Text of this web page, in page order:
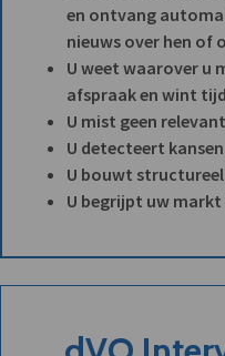
en ontvang
nieuws over hen of
U weet waarover u
afspraak en wint
U mist geen
U detecteert
U bouwt
U begrijpt uw